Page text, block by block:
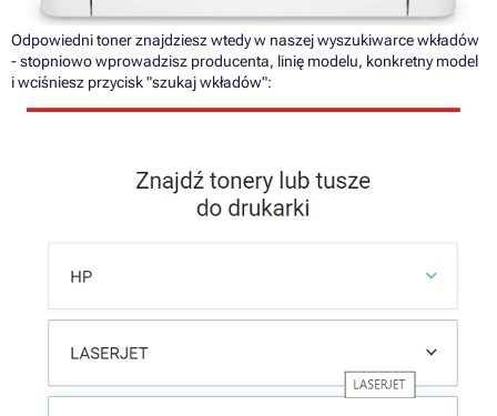
Odpowiedni toner znajdziesz wtedy w naszej wyszukiwarce wkładów
- stopniowo wprowadzisz producenta, linię modelu, konkretny model
i wciśniesz przycisk "szukaj wkładów":